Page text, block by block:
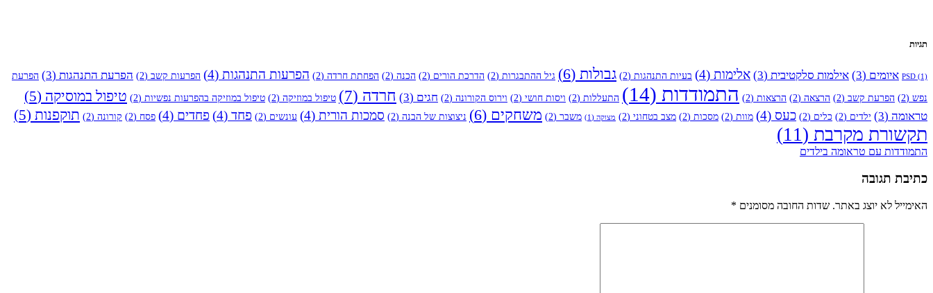
תגיות
PSD (1) איומים (3) אילמות סלקטיבית (3) אלימות (4) בעיות התנהגות (2) גבולות (6) גיל ההתבגרות (2) הדרכת הורים (2) הכנה (2) הפחתת חרדה (2) הפרעות התנהגות (4) הפרעות קשב (2) הפרעת התנהגות (3)
הפרעת
נפש (2) הפרעת קשב (2) הרצאה (2) הרצאות (2) התמודדות (14) התעללות (2) ויסות חושי (2) וירוס הקורונה (2) חגים (3) חרדה (7) טיפול במוזיקה (2) טיפול במוזיקה בהפרעות נפשיות (2) טיפול במוסיקה (5)
טראומה (3) ילדים (2) כלים (2) כעס (4) מוות (2) מסכות (2) מצב בטחוני (2) מצוקה (1) משבר (2) משחקים (6) ניצוצות של הבנה (2) סמכות הורית (4) עונשים (2) פחד (4) פחדים (4) פסח (2) קורונה (2) תוקפנות (5)
תקשורת מקרבת (11)
ניווט
התמודדות עם טראומה בילדים
כתיבת תגובה
האימייל לא יוצג באתר. שדות החובה מסומנים *